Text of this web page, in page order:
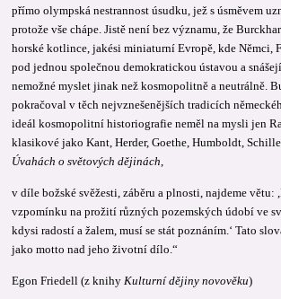
přímo olympská nestrannost úsudku, jež s úsměvem
protože vše chápe. Jistě není bez významu, že
horské kotlince, jakési miniaturní Evropě, kde Němci,
pod jednou společnou demokratickou ústavou a
nemožné myslet jinak než kosmopolitně a neutrálně.
pokračoval v těch nejvznešenějších tradicích
ideál kosmopolitní historiografie neměl na mysli jen
klasikové jako Kant, Herder, Goethe, Humboldt,
Úvahách o světových dějinách
v díle božské svěžesti, záběru a plnosti, najdeme větu:
vzpomínku na prožití různých pozemských údobí ve
kdysi radostí a žalem, musí se stát poznáním.‘ Tato
jako motto nad jeho životní dílo.“
Egon Friedell (z knihy Kulturní dějiny novověku)